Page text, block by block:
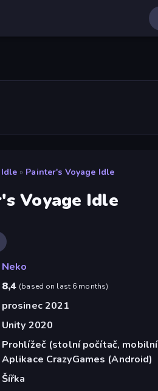
Idle » Painter's Voyage Idle
Voyage Idle
Neko
8,4 (based on last 6 months)
prosinec 2021
Unity 2020
Prohlížeč (stolní počítač,
Aplikace CrazyGames (Android)
Šířka